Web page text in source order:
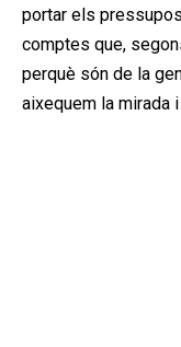
portar els
comptes que,
perquè són de la
aixequem la mirada